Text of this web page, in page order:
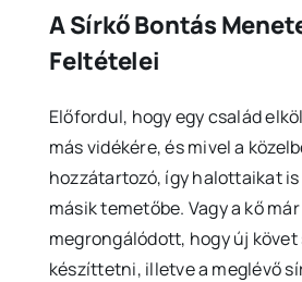
A Sírkő Bontás
Feltételei
Előfordul, hogy egy család
más vidékére, és mivel a
hozzátartozó, így halottaikat
másik temetőbe. Vagy a kő
megrongálódott, hogy új
készíttetni, illetve a meglévő